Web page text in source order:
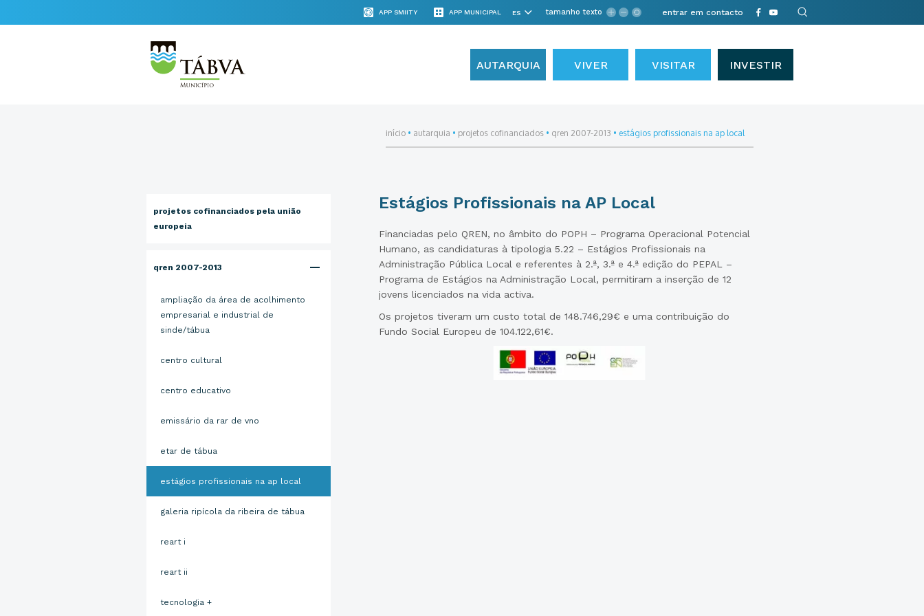
APP SMIITY APP MUNICIPAL tamanho texto entrar em contacto
AUTARQUIA VIVER VISITAR INVESTIR
projetos cofinanciados pela união
europeia
qren 2007-2013
ampliação da área de acolhimento
empresarial e industrial de
sinde/tábua
centro cultural
centro educativo
emissário da rar de vno
etar de tábua
estágios profissionais na ap local
galeria ripícola da ribeira de tábua
reart i
reart ii
tecnologia +
início• autarquia • projetos cofinanciados• qren 2007-2013 • estágios profissionais na ap local
Estágios Profissionais na AP Local
Financiadas pelo QREN, no âmbito do POPH – Programa Operacional Potencial
Humano, as candidaturas à tipologia 5.22 – Estágios Profissionais na
Administração Pública Local e referentes à 2.ª, 3.ª e 4.ª edição do PEPAL –
Programa de Estágios na Administração Local, permitiram a inserção de 12
jovens licenciados na vida activa.
Os projetos tiveram um custo total de 148.746,29€ e uma contribuição do
Fundo Social Europeu de 104.122,61€.